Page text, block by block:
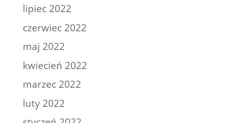
lipiec 2022
czerwiec 2022
maj 2022
kwiecień 2022
marzec 2022
luty 2022